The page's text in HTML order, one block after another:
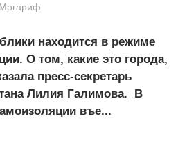
Мәгариф
находится в режиме
О том, какие это города,
пресс-секретарь
Лилия Галимова. В
въе...